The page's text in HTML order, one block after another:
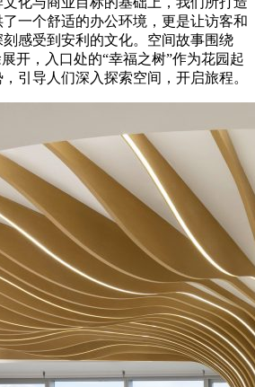
一个舒适的办公环境，更是让访客和
感受到安利的文化。空间故事围绕
开，入口处的“幸福之树”作为花园起
引导人们深入探索空间，开启旅程。